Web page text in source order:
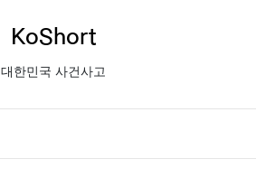
KoShort
대한민국 사건사고